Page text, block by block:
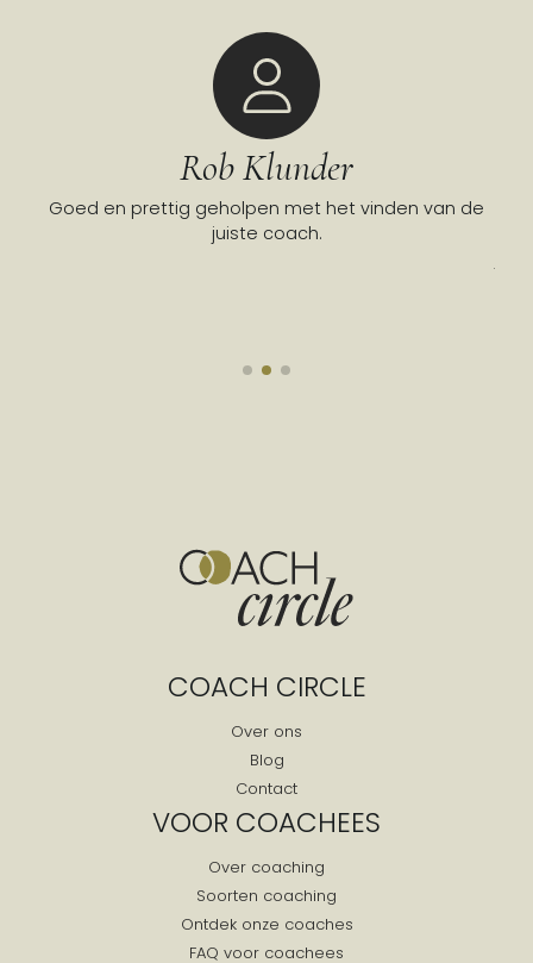
Rob Klunder
Goed en prettig geholpen met het vinden van de
juiste coach.
COACH CIRCLE
Over ons
Blog
Contact
VOOR COACHEES
Over coaching
Soorten coaching
Ontdek onze coaches
FAQ voor coachees